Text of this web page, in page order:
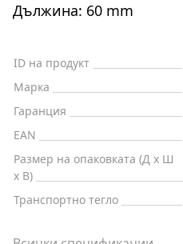
Дължина: 60 mm
ID на продукт
Марка
Гаранция
EAN
Размер на опаковката (Д x Ш
x В)
Транспортно тегло